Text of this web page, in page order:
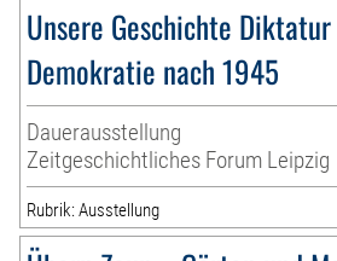
Unsere Geschichte
Demokratie nach 1945
Dauerausstellung
Zeitgeschichtliches Forum Leipzig
Rubrik: Ausstellung